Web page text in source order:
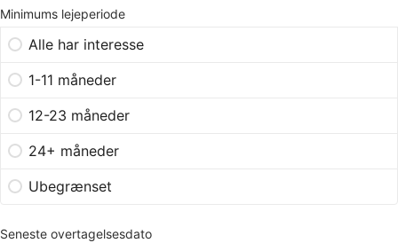
Minimums lejeperiode
Alle har interesse
1-11 måneder
12-23 måneder
24+ måneder
Ubegrænset
Seneste overtagelsesdato